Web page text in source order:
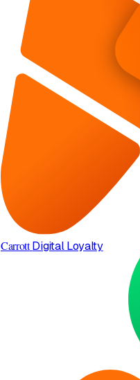
Carrott Digital Loyalty